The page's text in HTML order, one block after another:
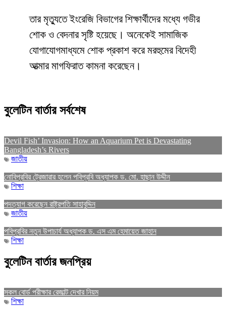
তার মৃত্যুতে ইংরেজি বিভাগের শিক্ষার্থীদের মধ্যে গভীর
শোক ও বেদনার সৃষ্টি হয়েছে। অনেকেই সামাজিক
যোগাযোগমাধ্যমে শোক প্রকাশ করে মরহুমের বিদেহী
আত্মার মাগফিরাত কামনা করেছেন।
বুলেটিন বার্তার সর্বশেষ
Devil Fish’ Invasion: How an Aquarium Pet is Devastating
Bangladesh’s Rivers
জাতীয়
নোবিপ্রবির ট্রেজারার হলেন পবিপ্রবি অধ্যাপক ড. মো. হাছান উদ্দীন
শিক্ষা
পদত্যাগ করেছেন রাষ্ট্রপতি সাহাবুদ্দিন
জাতীয়
পবিপ্রবির নতুন উপাচার্য অধ্যাপক ড. এস এম হেমায়েত জাহান
শিক্ষা
বুলেটিন বার্তার জনপ্রিয়
সকল বোর্ড পরীক্ষার রেজাল্ট দেখার নিয়ম
শিক্ষা